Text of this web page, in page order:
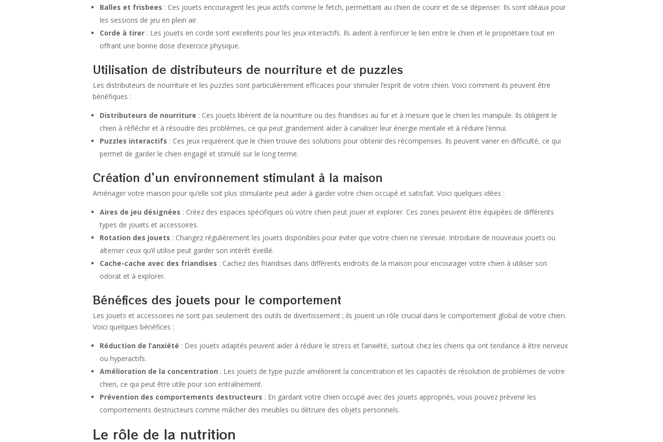
Balles et frisbees : Ces jouets encouragent les jeux actifs comme le fetch, permettant au chien de courir et de se dépenser. Ils sont idéaux pour
les sessions de jeu en plein air.
Corde à tirer : Les jouets en corde sont excellents pour les jeux interactifs. Ils aident à renforcer le lien entre le chien et le propriétaire tout en
offrant une bonne dose d’exercice physique.
Utilisation de distributeurs de nourriture et de puzzles
Les distributeurs de nourriture et les puzzles sont particulièrement efficaces pour stimuler l’esprit de votre chien. Voici comment ils peuvent être
bénéfiques :
Distributeurs de nourriture : Ces jouets libèrent de la nourriture ou des friandises au fur et à mesure que le chien les manipule. Ils obligent le
chien à réfléchir et à résoudre des problèmes, ce qui peut grandement aider à canaliser leur énergie mentale et à réduire l’ennui.
Puzzles interactifs : Ces jeux requièrent que le chien trouve des solutions pour obtenir des récompenses. Ils peuvent varier en difficulté, ce qui
permet de garder le chien engagé et stimulé sur le long terme.
Création d’un environnement stimulant à la maison
Aménager votre maison pour qu’elle soit plus stimulante peut aider à garder votre chien occupé et satisfait. Voici quelques idées :
Aires de jeu désignées : Créez des espaces spécifiques où votre chien peut jouer et explorer. Ces zones peuvent être équipées de différents
types de jouets et accessoires.
Rotation des jouets : Changez régulièrement les jouets disponibles pour éviter que votre chien ne s’ennuie. Introduire de nouveaux jouets ou
alterner ceux qu’il utilise peut garder son intérêt éveillé.
Cache-cache avec des friandises : Cachez des friandises dans différents endroits de la maison pour encourager votre chien à utiliser son
odorat et à explorer.
Bénéfices des jouets pour le comportement
Les jouets et accessoires ne sont pas seulement des outils de divertissement ; ils jouent un rôle crucial dans le comportement global de votre chien.
Voici quelques bénéfices :
Réduction de l’anxiété : Des jouets adaptés peuvent aider à réduire le stress et l’anxiété, surtout chez les chiens qui ont tendance à être nerveux
ou hyperactifs.
Amélioration de la concentration : Les jouets de type puzzle améliorent la concentration et les capacités de résolution de problèmes de votre
chien, ce qui peut être utile pour son entraînement.
Prévention des comportements destructeurs : En gardant votre chien occupé avec des jouets appropriés, vous pouvez prévenir les
comportements destructeurs comme mâcher des meubles ou détruire des objets personnels.
Le rôle de la nutrition